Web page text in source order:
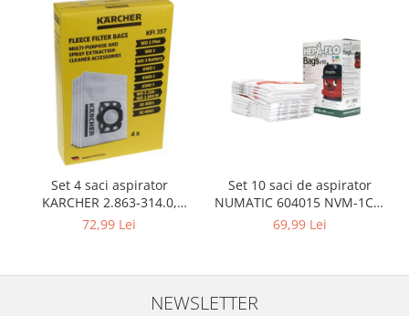
Igiena dentara
Jucarii, Copii & Bebe
Camera copilului
Hrana bebelusi
Igiena si ingrijire
Jucarii si Jocuri
Maternitate
Petshop
Accesorii animale de companie
Mobila si transport animale de
Set 4 saci aspirator
KARCHER 2.863-314.0,
compatibil cu WD, KWD, SE
72,99 Lei
Set 10 saci de aspirator
NUMATIC 604015 NVM-1CH,
9L
69,99 Lei
NEWSLETTER